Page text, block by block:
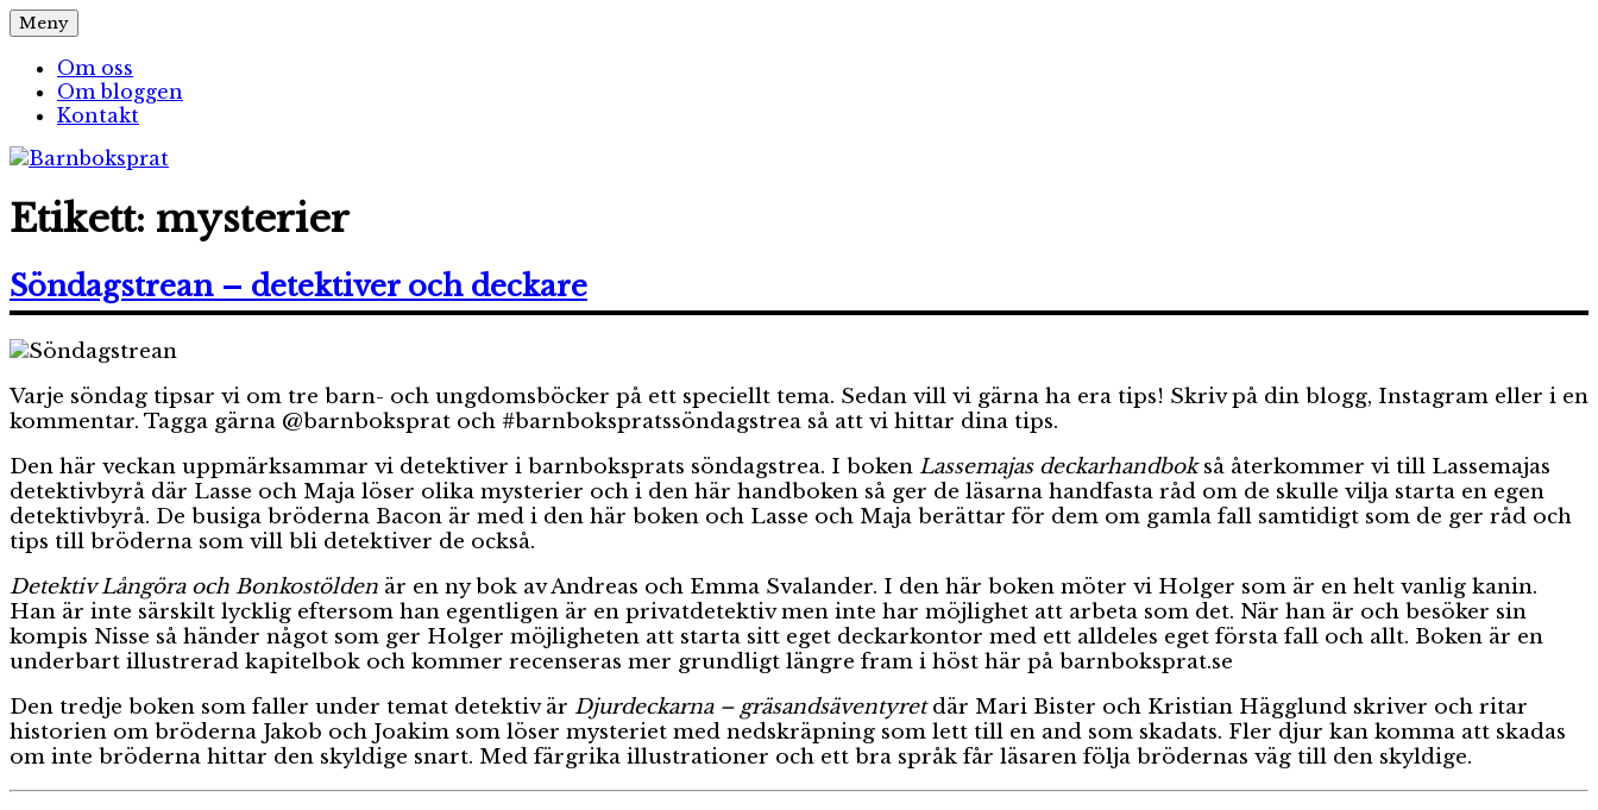
Hoppa
till
innehåll
Barnboksprat
– en blogg om barnböcker
Meny
Om oss
Om bloggen
Kontakt
Etikett: mysterier
Söndagstrean – detektiver och deckare
Varje söndag tipsar vi om tre barn- och ungdomsböcker på ett speciellt tema. Sedan vill vi gärna ha era tips! Skriv på din blogg, Instagram eller i en
kommentar. Tagga gärna @barnboksprat och #barnbokspratssöndagstrea så att vi hittar dina tips.
Den här veckan uppmärksammar vi detektiver i barnboksprats söndagstrea. I boken Lassemajas deckarhandbokså återkommer vi till Lassemajas
detektivbyrå där Lasse och Maja löser olika mysterier och i den här handboken så ger de läsarna handfasta råd om de skulle vilja starta en egen
detektivbyrå. De busiga bröderna Bacon är med i den här boken och Lasse och Maja berättar för dem om gamla fall samtidigt som de ger råd och
tips till bröderna som vill bli detektiver de också.
Detektiv Långöra och Bonkostölden är en ny bok av Andreas och Emma Svalander. I den här boken möter vi Holger som är en helt vanlig kanin.
Han är inte särskilt lycklig eftersom han egentligen är en privatdetektiv men inte har möjlighet att arbeta som det. När han är och besöker sin
kompis Nisse så händer något som ger Holger möjligheten att starta sitt eget deckarkontor med ett alldeles eget första fall och allt. Boken är en
underbart illustrerad kapitelbok och kommer recenseras mer grundligt längre fram i höst här på barnboksprat.se
Den tredje boken som faller under temat detektiv är Djurdeckarna – gräsandsäventyretdär Mari Bister och Kristian Hägglund skriver och ritar
historien om bröderna Jakob och Joakim som löser mysteriet med nedskräpning som lett till en and som skadats. Fler djur kan komma att skadas
om inte bröderna hittar den skyldige snart. Med färgrika illustrationer och ett bra språk får läsaren följa brödernas väg till den skyldige.